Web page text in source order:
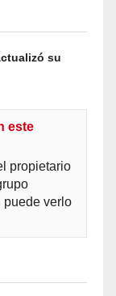
su
este
propietario
puede verlo